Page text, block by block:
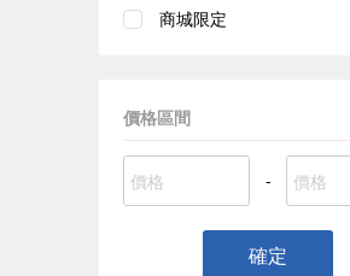
商城限定
價格區間
-
確定